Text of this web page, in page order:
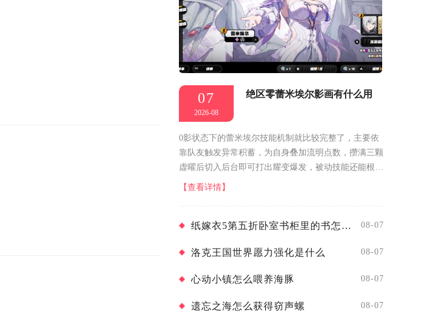
07
2026-08
绝区零蕾米埃尔影画有什么用
0影状态下的蕾米埃尔技能机制就比较完整了，主要依
靠队友触发异常积蓄，为自身叠加流明点数，攒满三颗
虚曜后切入后台即可打出耀变爆发，被动技能还能根据
队伍内的异常角色数量提供攻击力加成与异常积蓄速率
【查看详情】
纸嫁衣5第五折卧室书柜里的书怎么摆 08-07
洛克王国世界愿力强化是什么 08-07
心动小镇怎么喂养海豚 08-07
遗忘之海怎么获得窃声螺 08-07